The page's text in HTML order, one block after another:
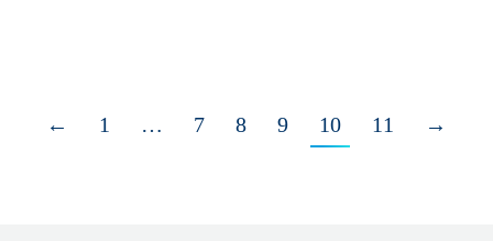
← 1 … 7 8 9 10 11 →